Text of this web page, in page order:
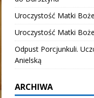
Uroczystość Matki
Uroczystość Matki
Odpust Porcjunkuli.
Anielską
ARCHIWA